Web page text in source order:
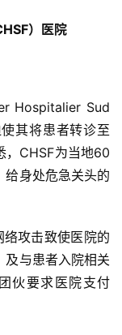
）医院
Hospitalier Sud
其将患者转诊至
，CHSF为当地60
给身处危急关头的
攻击致使医院的
及与患者入院相关
伙要求医院支付